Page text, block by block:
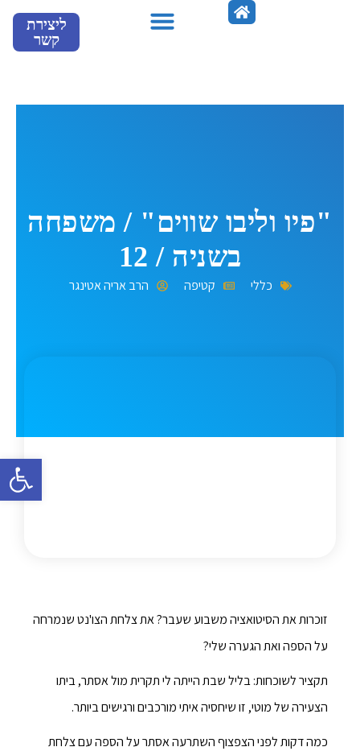
פתח
ליצירת
קשר
"פיו וליבו שווים" / משפחה
בשניה / 12
כללי קטיפה הרב אריה אטינגר
זוכרות את הסיטואציה משבוע שעבר? את צלחת הצו'נט שנמרחה
על הספה ואת הגערה שלי?
תקציר לשוכחות: בליל שבת הייתה לי תקרית מול אסתר, ביתו
הצעירה של מוטי, זו שיחסיה איתי מורכבים ורגישים ביותר.
כמה דקות לפני הצפצוף השתרעה אסתר על הספה עם צלחת